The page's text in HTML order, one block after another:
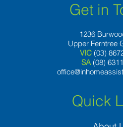
Get in
1236
Upper Ferntree
VIC (03)
SA (08)
Quick